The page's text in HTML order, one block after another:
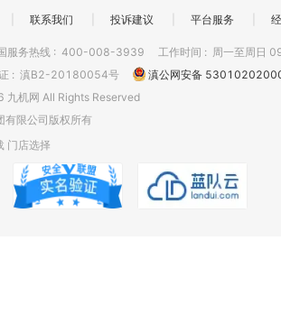
联系我们 投诉建议 平台服务
服务热线 : 400-008-3939 工作时间 : 周一至周日
: 滇B2-20180054号
滇公网安备
机网 All Rights Reserved
有限公司版权所有
门店选择